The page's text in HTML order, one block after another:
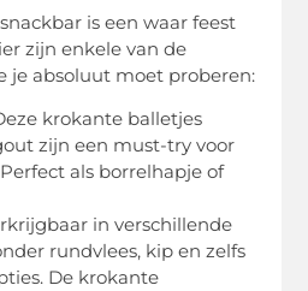
is een waar feest
zijn enkele van de
je absoluut moet proberen:
krokante balletjes
zijn een must-try voor
als borrelhapje of
in verschillende
rundvlees, kip en zelfs
De krokante